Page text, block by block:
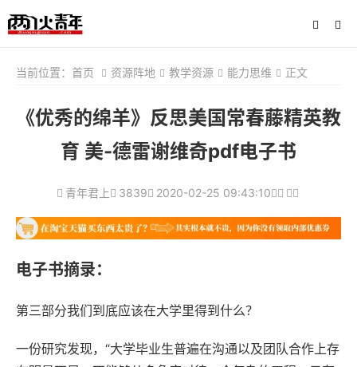
当前位置： 首页 资源阵地 教学资源 能力思维 正文
《优秀的绵羊》反思美国常春藤精英教
育 美-德雷谢维奇pdf电子书
青年君上 3839 2020-02-25 09:43:10
电子书摘录：
第三部分我们到底应该在大学里得到什么？
一份研究发现，“大学毕业生普遍在沟通以及团队合作上存